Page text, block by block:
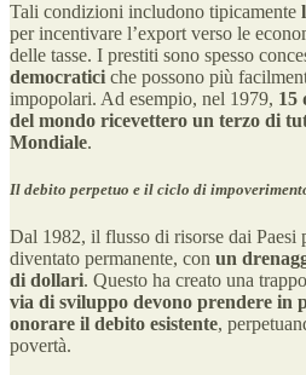
Tali condizioni includono tipicamente
per incentivare l’export verso le
delle tasse. I prestiti sono spesso
democratici che possono più
impopolari. Ad esempio, nel 1979, 15
del mondo ricevettero un terzo di
Mondiale.
Il debito perpetuo e il ciclo di
Dal 1982, il flusso di risorse dai Paesi
diventato permanente, con un
di dollari. Questo ha creato una
via di sviluppo devono prendere in
onorare il debito esistente,
povertà.